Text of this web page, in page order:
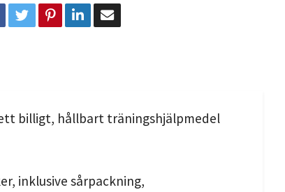
ett billigt, hållbart träningshjälpmedel
inklusive sårpackning,